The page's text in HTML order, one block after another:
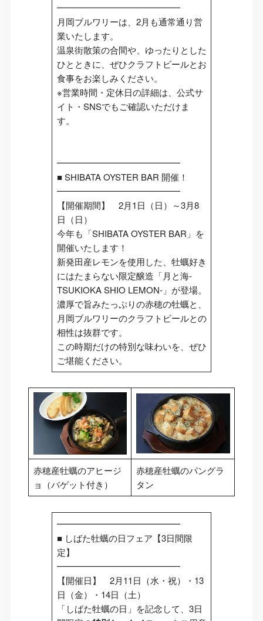
━━━━━━━━━━━━━━
月岡ブルワリーは、2月も通常通り営
業いたします。
温泉街散策の合間や、ゆったりとした
ひとときに、ぜひクラフトビールとお
食事をお楽しみください。
※営業時間・定休日の詳細は、公式サ
イト・SNSでもご確認いただけま
す。
━━━━━━━━━━━━━━
■ SHIBATA OYSTER BAR 開催！
━━━━━━━━━━━━━━
【開催期間】 2月1日（日）～3月8
日（日）
今年も「SHIBATA OYSTER BAR」を
開催いたします！
新発田産レモンを使用した、牡蠣好き
にはたまらない限定醸造「月と海-
TSUKIOKA SHIO LEMON-」が登場。
濃厚で旨みたっぷりの赤穂の牡蠣と、
月岡ブルワリーのクラフトビールとの
相性は抜群です。
この時期だけの特別な味わいを、ぜひ
ご堪能ください。
赤穂産牡蠣のアヒージ
ョ（バゲット付き）
赤穂産牡蠣のパングラ
タン
━━━━━━━━━━━━━━
■ しばた牡蠣の日フェア【3日間限
定】
━━━━━━━━━━━━━━
【開催日】 2月11日（水・祝）・13
日（金）・14日（土）
「しばた牡蠣の日」を記念して、3日